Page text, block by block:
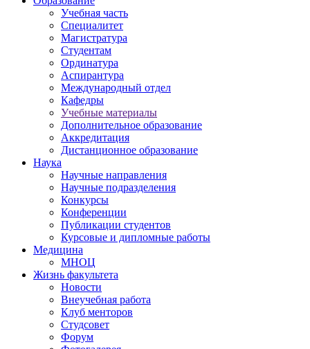
Учебная часть
Специалитет
Магистратура
Студентам
Ординатура
Аспирантура
Международный отдел
Кафедры
Учебные материалы
Дополнительное образование
Аккредитация
Дистанционное образование
Наука
Научные направления
Научные подразделения
Конкурсы
Конференции
Публикации студентов
Курсовые и дипломные работы
Медицина
МНОЦ
Жизнь факультета
Новости
Внеучебная работа
Клуб менторов
Студсовет
Форум